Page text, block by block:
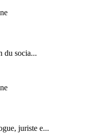
du socia...
juriste e...